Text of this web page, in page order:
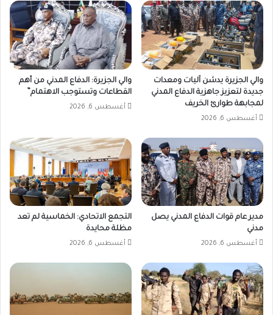
والي الجزيرة يدشن آليات ومعدات
جديدة لتعزيز جاهزية الدفاع المدني
لمجابهة طوارئ الخريف
أغسطس 6, 2026
والي الجزيرة: الدفاع المدني من أهم
القطاعات وتستوجب الاهتمام”
أغسطس 6, 2026
مدير عام قوات الدفاع المدني يصل
مدني
أغسطس 6, 2026
التجمع الاتحادي: الخماسية لم تعد
مظلة محايدة
أغسطس 6, 2026